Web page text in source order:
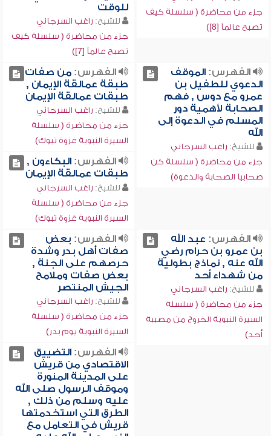
جزء من محاضرة ( سلسلة كيف
تصبح عالماً [8])
للوقت
للشيخ: راغب السرجاني
جزء من محاضرة ( سلسلة كيف
تصبح عالماً [7])
الفهرس:الموقف
الدعوي للطفيل بن
عمرو مع دوس , فهم
الصحابة لأهمية دور
المسلم في الدعوة إلى
الله
للشيخ: راغب السرجاني
جزء من محاضرة ( سلسلة كن
صحابياً الصحابة والدعوة)
الفهرس:من صفات
طبقة عمالقة الإيمان ,
طبقات عمالقة الإيمان
للشيخ: راغب السرجاني
جزء من محاضرة ( سلسلة
السيرة النبوية غزوة تبوك)
الفهرس:البكاءون ,
طبقات عمالقة الإيمان
للشيخ: راغب السرجاني
جزء من محاضرة ( سلسلة
السيرة النبوية غزوة تبوك)
الفهرس: عبد الله
بن عمرو بن حرام رضي
الله عنه , نماذج بطولية
من شهداء أحد
للشيخ: راغب السرجاني
جزء من محاضرة ( سلسلة
السيرة النبوية الخروج من مصيبة
أحد)
الفهرس: بعض
صفات أهل بدر وشدة
حرصهم على الجنة ,
بعض صفات وملامح
الجيش المنتصر
للشيخ: راغب السرجاني
جزء من محاضرة ( سلسلة
السيرة النبوية يوم بدر)
الفهرس:التضييق
الاقتصادي من قريش
على المدينة المنورة
وموقف الرسول صلى الله
عليه وسلم من ذلك ,
الطرق التي استخدمتها
قريش في التعامل مع